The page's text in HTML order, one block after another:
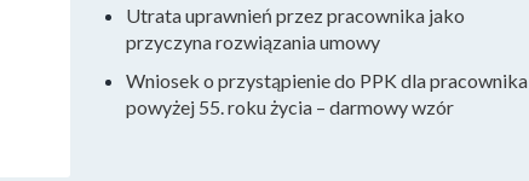
Utrata uprawnień przez pracownika jako
przyczyna rozwiązania umowy
Wniosek o przystąpienie do PPK dla pracownika
powyżej 55. roku życia – darmowy wzór